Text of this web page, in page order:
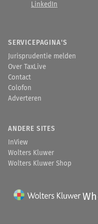
LinkedIn
SERVICEPAGINA'S
Jurisprudentie melden
Over TaxLive
Contact
Colofon
Adverteren
ANDERE SITES
InView
Wolters Kluwer
Wolters Kluwer Shop